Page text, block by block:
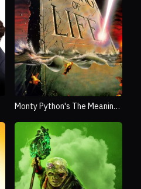
Monty Python's The Meaning